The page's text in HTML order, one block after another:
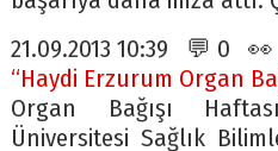
21.09.2013 10:39 💬 0 👀
“Haydi Erzurum Organ
Organ Bağışı
Üniversitesi Sağlık